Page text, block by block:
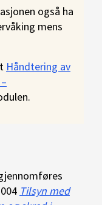
også ha
mens
Håndtering av
Tilsyn med